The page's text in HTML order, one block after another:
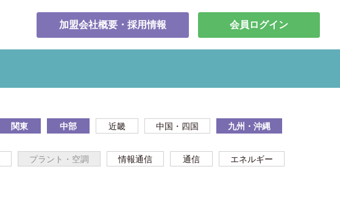
加盟会社概要・採用情報 会員ログイン
関東 中部 近畿 中国・四国 九州・沖縄
プラント・空調 情報通信 通信 エネルギー